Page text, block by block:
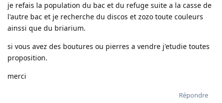
je refais la population du bac et du refuge suite a la casse de
l'autre bac et je recherche du discos et zozo toute couleurs
ainssi que du briarium.
si vous avez des boutures ou pierres a vendre j'etudie toutes
proposition.
merci
Répondre